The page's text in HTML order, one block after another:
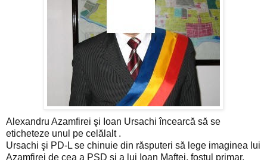
Alexandru Azamfirei şi Ioan Ursachi încearcă să se
eticheteze unul pe celălalt .
Ursachi şi PD-L se chinuie din răsputeri să lege imaginea lui
Azamfirei de cea a PSD şi a lui Ioan Maftei, fostul primar.